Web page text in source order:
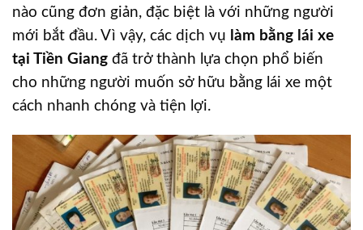
nào cũng đơn giản, đặc biệt là với những người
mới bắt đầu. Vì vậy, các dịch vụ làm bằng lái xe
tại Tiền Giang đã trở thành lựa chọn phổ biến
cho những người muốn sở hữu bằng lái xe một
cách nhanh chóng và tiện lợi.